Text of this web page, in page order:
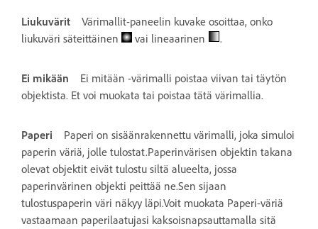
Liukuvärit
Värimallit-paneelin kuvake osoittaa, onko
liukuväri säteittäinen
vai lineaarinen .
Ei mikään
Ei mitään -värimalli poistaa viivan tai täytön
objektista. Et voi muokata tai poistaa tätä värimallia.
Paperi
Paperi on sisäänrakennettu värimalli, joka simuloi
paperin väriä, jolle tulostat.Paperinvärisen objektin takana
olevat objektit eivät tulostu siltä alueelta, jossa
paperinvärinen objekti peittää ne.Sen sijaan
tulostuspaperin väri näkyy läpi.Voit muokata Paperi-väriä
vastaamaan paperilaatujasi kaksoisnapsauttamalla sitä